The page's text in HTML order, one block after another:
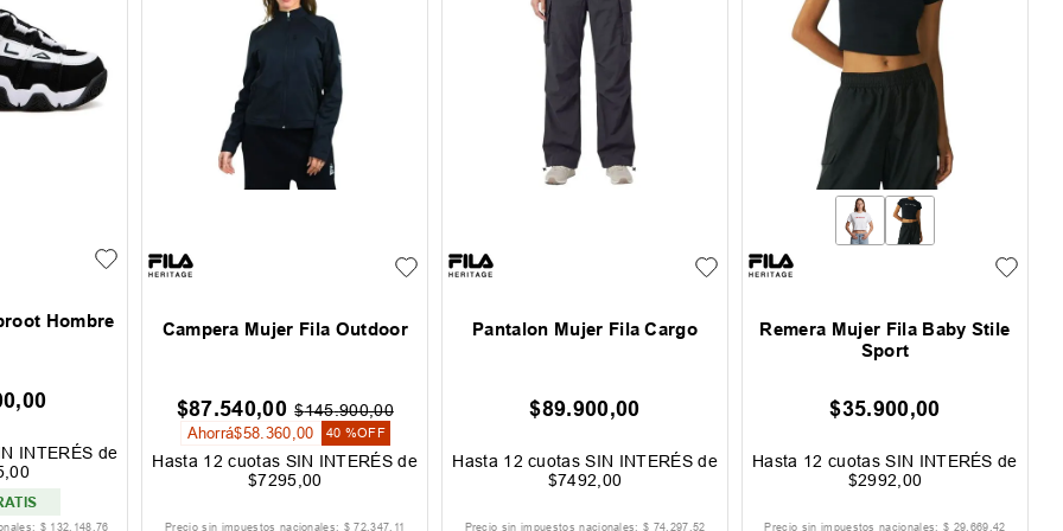
Hombre
,00
INTERÉS de
,00
$ 132. 148,76
Campera Mujer Fila Outdoor
$87.540,00 $145.900,00
Ahorrá$58 360 ,00 40 %OFF
Hasta 12 cuotas SIN INTERÉS de
$7295 00
Precio sin impuestos nacionales: $ 72.347, 11
Pantalon Mujer Fila Cargo
$89.900,00
Hasta 12 cuotas SIN INTERÉS de
$7492 00
Precio sin impuestos nacionales:$ 74.297,52
Remera Mujer Fila Baby Stile
Sport
$35.900,00
Hasta 12 cuotas SIN INTERÉS de
$2992 00
Precio sin impuestos nacionales: $ 29.669,42